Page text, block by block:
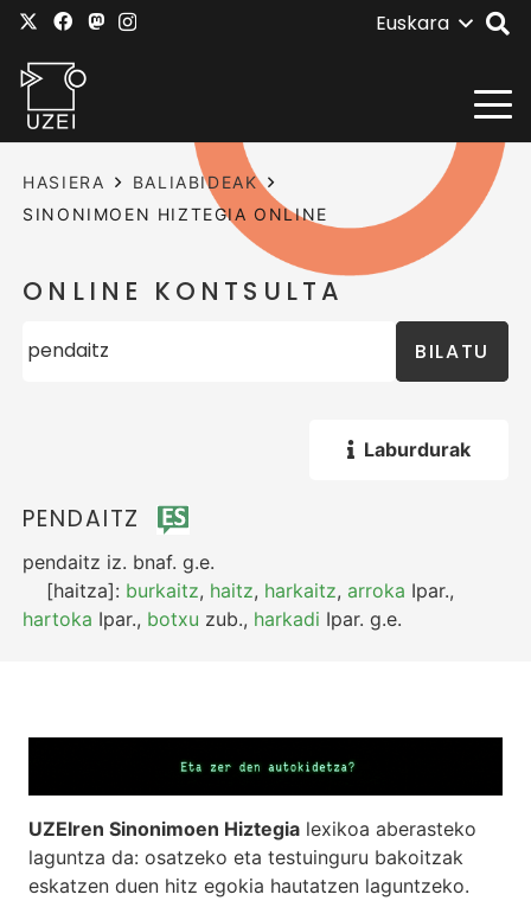
Euskara
HASIERA
BALIABIDEAK
SINONIMOEN HIZTEGIA ONLINE
ONLINE KONTSULTA
BILATU
Laburdurak
PENDAITZ
pendaitz iz. bnaf. g.e.
[haitza]: burkaitz, haitz, harkaitz,arroka Ipar.,
hartoka Ipar., botxu zub., harkadi Ipar. g.e.
UZEIren Sinonimoen Hiztegia lexikoa aberasteko
laguntza da: osatzeko eta testuinguru bakoitzak
eskatzen duen hitz egokia hautatzen laguntzeko.